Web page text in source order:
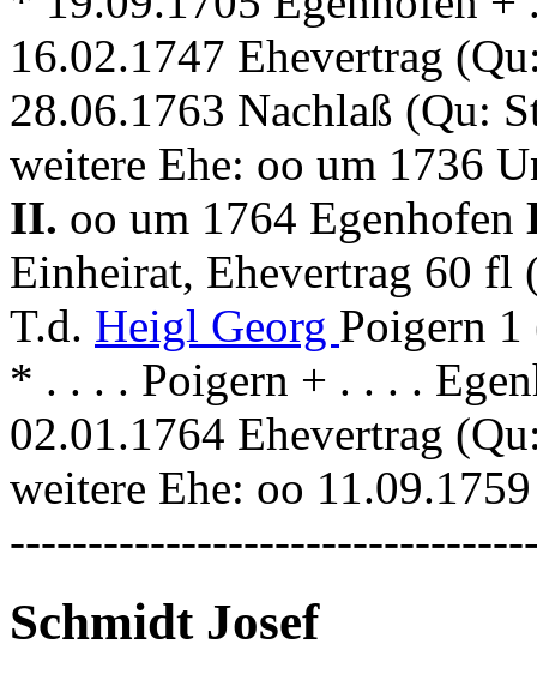
16.02.1747 Ehevertrag
28.06.1763 Nachlaß (Qu:
weitere Ehe: oo um 1736
II. oo um 1764 Egenhofen
Einheirat, Ehevertrag 60
T.d. Heigl Georg Poigern 1
* . . . . Poigern + . . . .
02.01.1764 Ehevertrag
weitere Ehe: oo
Schmidt Josef